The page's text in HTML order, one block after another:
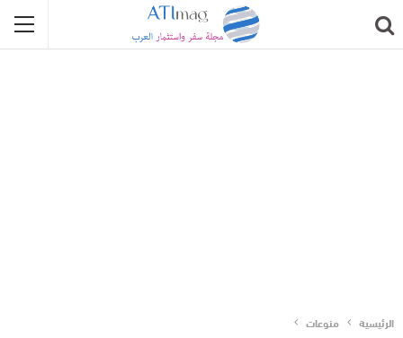
الرئيسية منوعات